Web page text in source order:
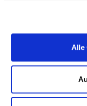
Alle
UMGANG MIT